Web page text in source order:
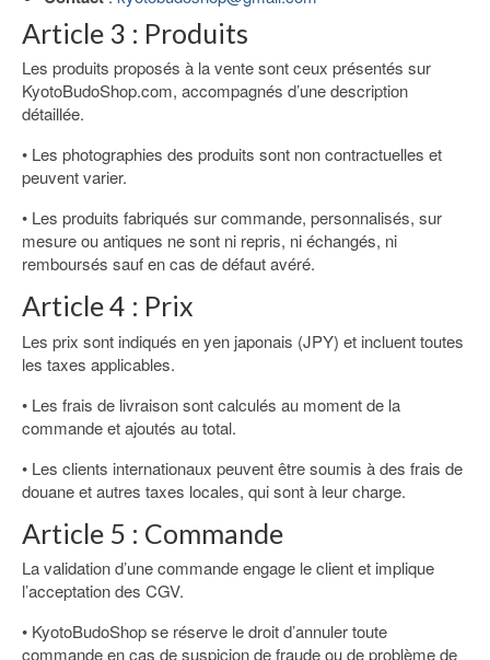
Article 3 : Produits
Les produits proposés à la vente sont ceux présentés sur
KyotoBudoShop.com, accompagnés d’une description
détaillée.
• Les photographies des produits sont non contractuelles et
peuvent varier.
• Les produits fabriqués sur commande, personnalisés, sur
mesure ou antiques ne sont ni repris, ni échangés, ni
remboursés sauf en cas de défaut avéré.
Article 4 : Prix
Les prix sont indiqués en yen japonais (JPY) et incluent toutes
les taxes applicables.
• Les frais de livraison sont calculés au moment de la
commande et ajoutés au total.
• Les clients internationaux peuvent être soumis à des frais de
douane et autres taxes locales, qui sont à leur charge.
Article 5 : Commande
La validation d’une commande engage le client et implique
l’acceptation des CGV.
• KyotoBudoShop se réserve le droit d’annuler toute
commande en cas de suspicion de fraude ou de problème de